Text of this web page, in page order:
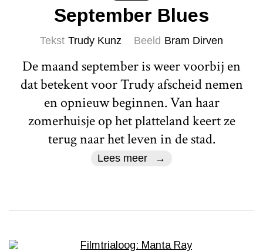
September Blues
Tekst Trudy Kunz Beeld Bram Dirven
De maand september is weer voorbij en
dat betekent voor Trudy afscheid nemen
en opnieuw beginnen. Van haar
zomerhuisje op het platteland keert ze
terug naar het leven in de stad.
Lees meer